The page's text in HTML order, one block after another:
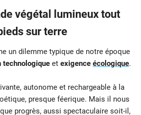
végétal lumineux tout
sur terre
un dilemme typique de notre époque
technologique et exigence écologique.
autonome et rechargeable à la
presque féerique. Mais il nous
progrès, aussi spectaculaire soit-il,